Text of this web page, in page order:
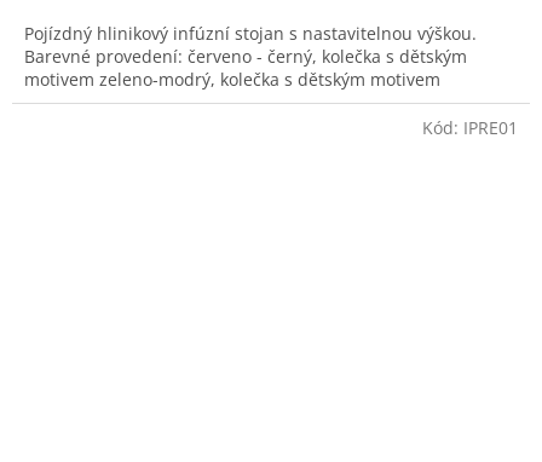
Pojízdný hlinikový infúzní stojan s nastavitelnou výškou.
Barevné provedení: červeno - černý, kolečka s dětským
motivem zeleno-modrý, kolečka s dětským motivem
Kód: IPRE01